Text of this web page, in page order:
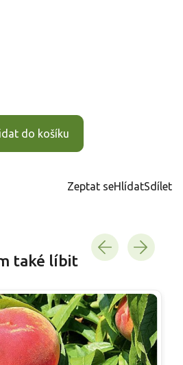
do košíku
Zeptat seHlídatSdílet
také líbit